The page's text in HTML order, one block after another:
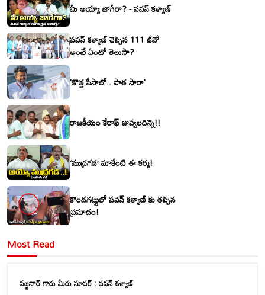
మీ అయ్యా జాగీరా? - పవన్ కళ్యాణ్
పవన్ కళ్యాణ్ చెప్పిన 111 జీవో
అంటే ఏంటో తెలుసా?
'కొత్త సీసాలో.. పాత సారా'
రాజకీయం కేరాఫ్ జువ్వలదిన్నె!!
‘ముద్రగడ’ మాకేంటి ఈ కర్మ!
కొండగట్టులో పవన్ కళ్యాణ్ కు తప్పిన
ప్రమాదం!
Most Read
సజ్జనార్ గారు మీరు సూపర్ : పవన్ కళ్యాణ్